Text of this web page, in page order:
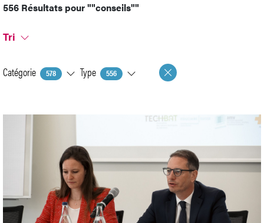
556 Résultats pour""conseils""
Tri
Catégorie 578 Type 556